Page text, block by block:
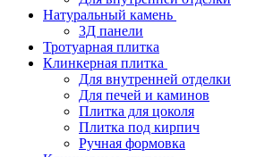
Натуральный камень
3Д панели
Тротуарная плитка
Клинкерная плитка
Для внутренней отделки
Для печей и каминов
Плитка для цоколя
Плитка под кирпич
Ручная формовка